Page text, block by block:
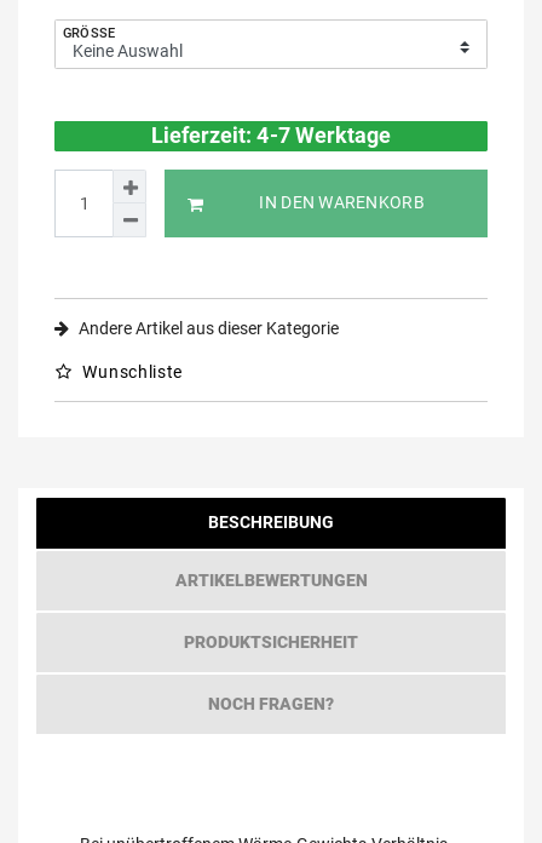
GRÖSSE
Lieferzeit: 4-7 Werktage
IN DEN WARENKORB
Andere Artikel aus dieser Kategorie
Wunschliste
BESCHREIBUNG
ARTIKELBEWERTUNGEN
PRODUKTSICHERHEIT
NOCH FRAGEN?